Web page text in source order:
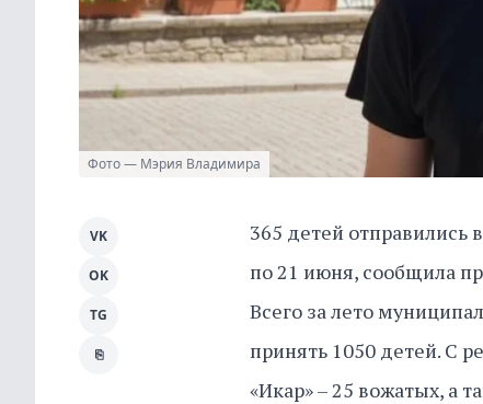
Фото — Мэрия Владимира
365 детей отправились
по 21 июня, сообщила
Всего за лето
принять 1050 детей. С
«Икар» – 25 вожатых, а
VK
OK
TG
⎘